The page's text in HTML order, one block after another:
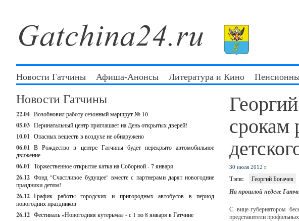
Новости Гатчины Афиша-Анонсы Литература и Кино
Новости Гатчины
22.04 Возобновил работу сезонный маршрут № 10
05.03 Перинатальный центр приглашает на День открытых дверей!
10.01 Опасных веществ в воздухе не обнаружено
06.01 В Рождество в центре Гатчины будет перекрыто автомобильное
движение
06.01 Торжественное открытие катка на Соборной - 7 января
26.12 Фонд "Счастливое будущее" вместе с партнерами дарят новогодние
праздники детям!
26.12 График работы городских и пригородных автобусов в период
новогодних праздников
26.12 Фестиваль «Новогодняя кутерьма» - с 1 по 8 января в Гатчине
срокам
30 июля 2012 г.
Тэги: Георгий Богачев
На прошлой неделе
С вице-губернатором
представители